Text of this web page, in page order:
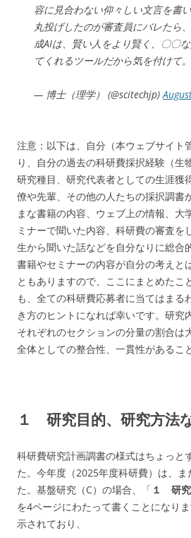
容に見合わない仰々しい文言を書
丸投げしたのが審査員にバレたら
成AIは、賢い人をより賢く、〇〇
てくれるツールだから気を付けて。
— 博士（理学） (@scitechjp)
注意：以下は、自分（本ウェブサイト
り、自分の過去の科研費採択経験（生
研究種目、研究代表者としての生涯獲
僚や先輩、その他の人たちの採択調書
まな書籍の内容、ウェブ上の情報、大
ミナーで聞いた内容、科研費の審査を
生から聞いた話などを自分なりに総合
書籍やセミナーの内容が自分の考えと
ともありますので、ここにまとめたこ
も、全ての科研費応募者に当てはまる
き方のヒントになれば幸いです。研究
それぞれのセクションの分量の割合は
全体としての整合性、一貫性があるこ
１ 研究目的、研究方法
科研費研究計画調書の様式はちょっと
た。今年度（2025年度科研費）は、
た。基盤研究（C）の場合、「 １ 研究
を4ページにわたって書くことになり
示されており、